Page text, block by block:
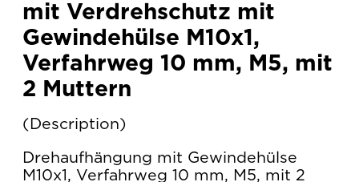
mit Verdrehschutz mit
Gewindehülse M10x1,
Verfahrweg 10 mm, M5, mit
2 Muttern
Description
Drehaufhängung mit Gewindehülse
M10x1, Verfahrweg 10 mm, M5, mit 2